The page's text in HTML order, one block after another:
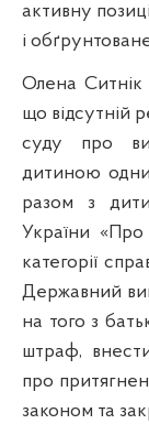
активну
і
Олена Ситнік
що відсутній
суду про
дитиною
разом з
України
категорії
Державний
на того з
штраф,
про
законом та